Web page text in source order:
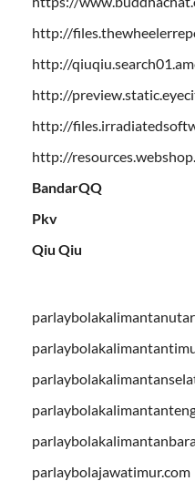
http://
http://
http://
http://
http://
BandarQQ
Pkv
Qiu Qiu
parlaybolajawatimur.com